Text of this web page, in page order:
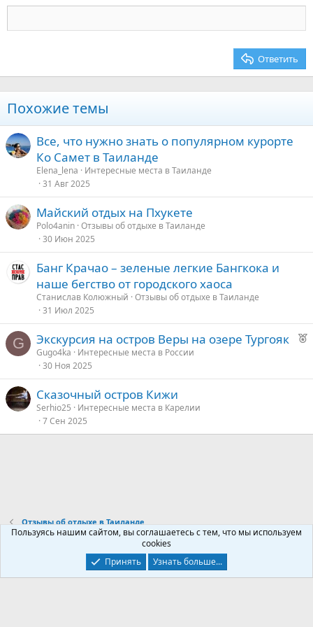
18
22
Tahoma
Times New Roman
Ответить
Похожие темы
Все, что нужно знать о популярном курорте
Ко Самет в Таиланде
Elena_lena
Интересные места в Таиланде
31 Авг 2025
Майский отдых на Пхукете
Polo4anin Отзывы об отдыхе в Таиланде
30 Июн 2025
Банг Крачао – зеленые легкие Бангкока и
наше бегство от городского хаоса
Станислав Колюжный Отзывы об отдыхе в Таиланде
31 Июл 2025
G
Р
о
Экскурсия на остров Веры на озере Тургояк
Gugo4ka
Интересные места в России
30 Ноя 2025
Сказочный остров Кижи
Serhio25
Интересные места в Карелии
7 Сен 2025
Отзывы об отдыхе в Таиланде
Условия и правила
Политика конфиденциальности
Главная
R
Пользуясь нашим сайтом, вы соглашаетесь с тем, что мы используем
cookies
Принять
Узнать больше...